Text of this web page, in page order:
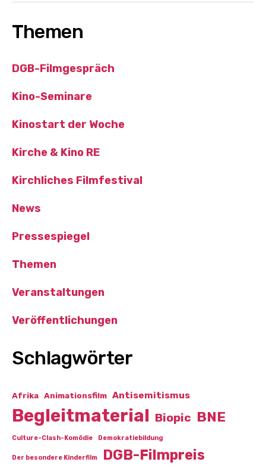
Themen
DGB-Filmgespräch
Kino-Seminare
Kinostart der Woche
Kirche & Kino RE
Kirchliches Filmfestival
News
Pressespiegel
Themen
Veranstaltungen
Veröffentlichungen
Schlagwörter
Afrika Animationsfilm Antisemitismus
Begleitmaterial Biopic BNE
Culture-Clash-Komödie Demokratiebildung
Der besondere Kinderfilm
DGB-Filmpreis